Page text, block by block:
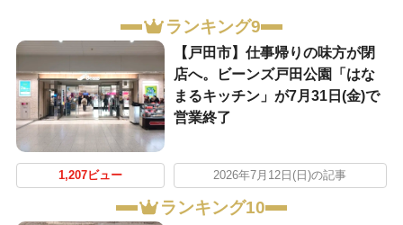
ランキング9
【戸田市】仕事帰りの味方が閉
店へ。ビーンズ戸田公園「はな
まるキッチン」が7月31日(金)で
営業終了
1,207ビュー 2026年7月12日(日)の記事
ランキング10